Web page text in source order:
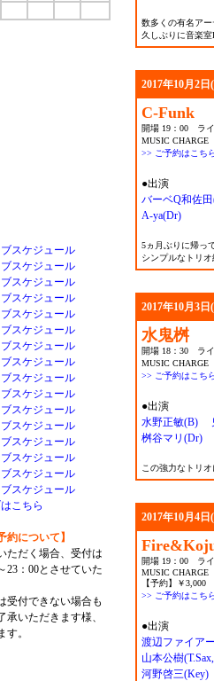
スケジュール
スケジュール
スケジュール
スケジュール
スケジュール
スケジュール
スケジュール
スケジュール
スケジュール
スケジュール
スケジュール
スケジュール
スケジュール
スケジュール
スケジュール
スケジュール
こちら
約について】
ただく場合、受付は
23：00とさせていた
受付できない場合も
承いただきます様、
す。
数多くの有名ア
久しぶりに音楽
2017年10月2日
C-Funk
開場 19：00 ラ
MUSIC
>> ご予約はこち
●出演
バーベQ和佐
A-ya(Dr)
5ヵ月ぶりに帰っ
シンプルなトリ
2017年10月3日
水鬼桝
開場 18：30 ラ
MUSIC
>> ご予約はこち
●出演
水野正敏(B)
桝谷マリ(Dr)
この強力なトリ
2017年10月4日
開場 19：00 ラ
MUSIC CHARGE
【予約】￥
>> ご予約はこち
●出演
渡辺ファイア
山本公樹
河野啓三(Key)